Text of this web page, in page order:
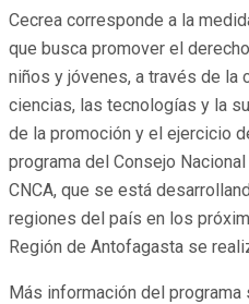
Cecrea corresponde a la
que busca promover el
niños y jóvenes, a través de la
ciencias, las tecnologías y la
de la promoción y el ejercicio
programa del Consejo
CNCA, que se está
regiones del país en los
Región de Antofagasta se
Más información del programa